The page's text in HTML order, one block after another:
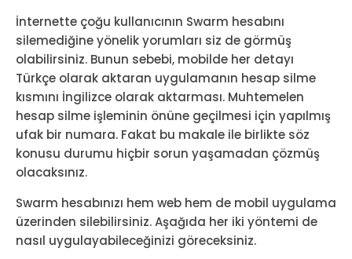
İnternette çoğu kullanıcının Swarm hesabını
silemediğine yönelik yorumları siz de görmüş
olabilirsiniz. Bunun sebebi, mobilde her detayı
Türkçe olarak aktaran uygulamanın hesap silme
kısmını İngilizce olarak aktarması. Muhtemelen
hesap silme işleminin önüne geçilmesi için yapılmış
ufak bir numara. Fakat bu makale ile birlikte söz
konusu durumu hiçbir sorun yaşamadan çözmüş
olacaksınız.
Swarm hesabınızı hem web hem de mobil uygulama
üzerinden silebilirsiniz. Aşağıda her iki yöntemi de
nasıl uygulayabileceğinizi göreceksiniz.